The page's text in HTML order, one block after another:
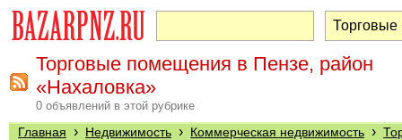
Торговые помещения в Пензе, район
«Нахаловка»
0 объявлений в этой рубрике
Главная › Недвижимость › Коммерческая недвижимость ›